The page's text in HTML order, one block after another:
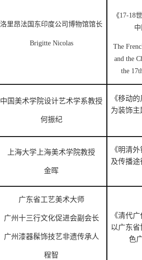
洛里昂法国东印度公司博物馆馆长
Brigitte Nicolas
《17-18
The
and the
the
中国美术学院设计艺术学系教授
何振纪
《移动
为装饰
上海大学上海美术学院教授
金晖
《明清
及传播途
广东省工艺美术大师
广州十三行文化促进会副会长
广州漆器髹饰技艺非遗传承人
程智
《清代
以广东
色